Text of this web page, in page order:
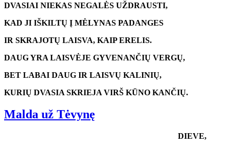
DVASIAI NIEKAS NEGALĖS UŽDRAUSTI,
KAD JI IŠKILTŲ Į MĖLYNAS PADANGES
IR SKRAJOTŲ LAISVA, KAIP ERELIS.
DAUG YRA LAISVĖJE GYVENANČIŲ VERGŲ,
BET LABAI DAUG IR LAISVŲ KALINIŲ,
KURIŲ DVASIA SKRIEJA VIRŠ KŪNO KANČIŲ.
Malda už Tėvynę
DIEVE,